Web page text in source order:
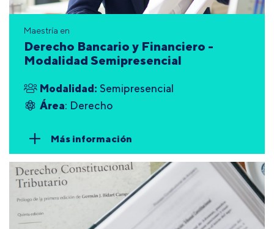
Maestría en
Derecho Bancario y Financiero -
Modalidad Semipresencial
Modalidad: Semipresencial
Área: Derecho
Más información